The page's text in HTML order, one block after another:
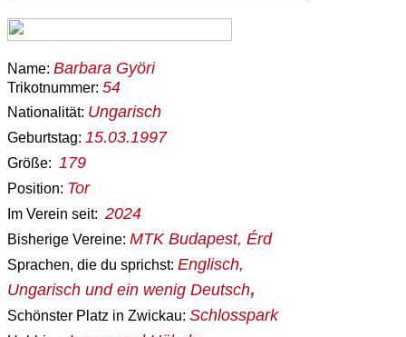
Name: Barbara Györi
Trikotnummer: 54
Nationalität: Ungarisch
Geburtstag: 15.03.1997
Größe: 179
Position: Tor
Im Verein seit: 2024
Bisherige Vereine: MTK Budapest, Érd
Sprachen, die du sprichst: Englisch,
Ungarisch und ein wenig Deutsch,
Schönster Platz in Zwickau: Schlosspark